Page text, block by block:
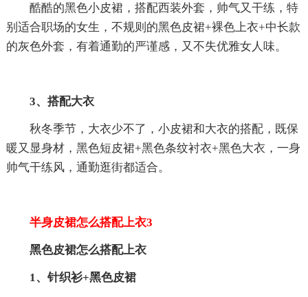
酷酷的黑色小皮裙，搭配西装外套，帅气又干练，特
别适合职场的女生，不规则的黑色皮裙+裸色上衣+中长款
的灰色外套，有着通勤的严谨感，又不失优雅女人味。
3、搭配大衣
秋冬季节，大衣少不了，小皮裙和大衣的搭配，既保
暖又显身材，黑色短皮裙+黑色条纹衬衣+黑色大衣，一身
帅气干练风，通勤逛街都适合。
半身皮裙怎么搭配上衣3
黑色皮裙怎么搭配上衣
1、针织衫+黑色皮裙